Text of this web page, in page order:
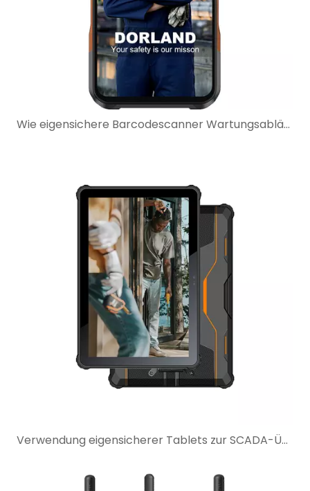
Wie eigensichere Barcodescanner Wartungsabläufe in explosionsgefährdeten Bereichen verbessern
Verwendung eigensicherer Tablets zur SCADA-Überwachung in gefährlichen Industriestandorten